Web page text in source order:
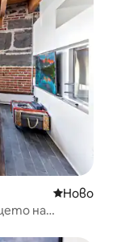
Ново
Ново
на